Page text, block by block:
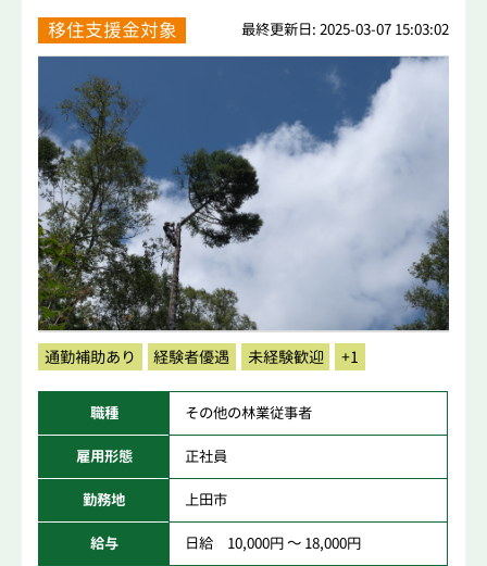
移住支援金対象 最終更新日: 2025-03-07 15:03:02
通勤補助あり 経験者優遇 未経験歓迎 +1
職種 その他の林業従事者
雇用形態 正社員
勤務地 上田市
給与 日給 10,000円 ～ 18,000円